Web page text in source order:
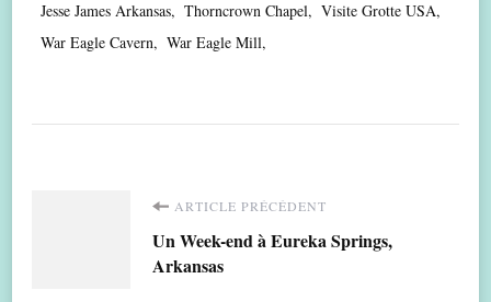
Jesse James Arkansas Thorncrown Chapel
Visite Grotte USA
War Eagle Cavern
War Eagle Mill
Navigation
d'article
ARTICLE PRÉCÉDENT
Un Week-end à Eureka Springs,
Arkansas